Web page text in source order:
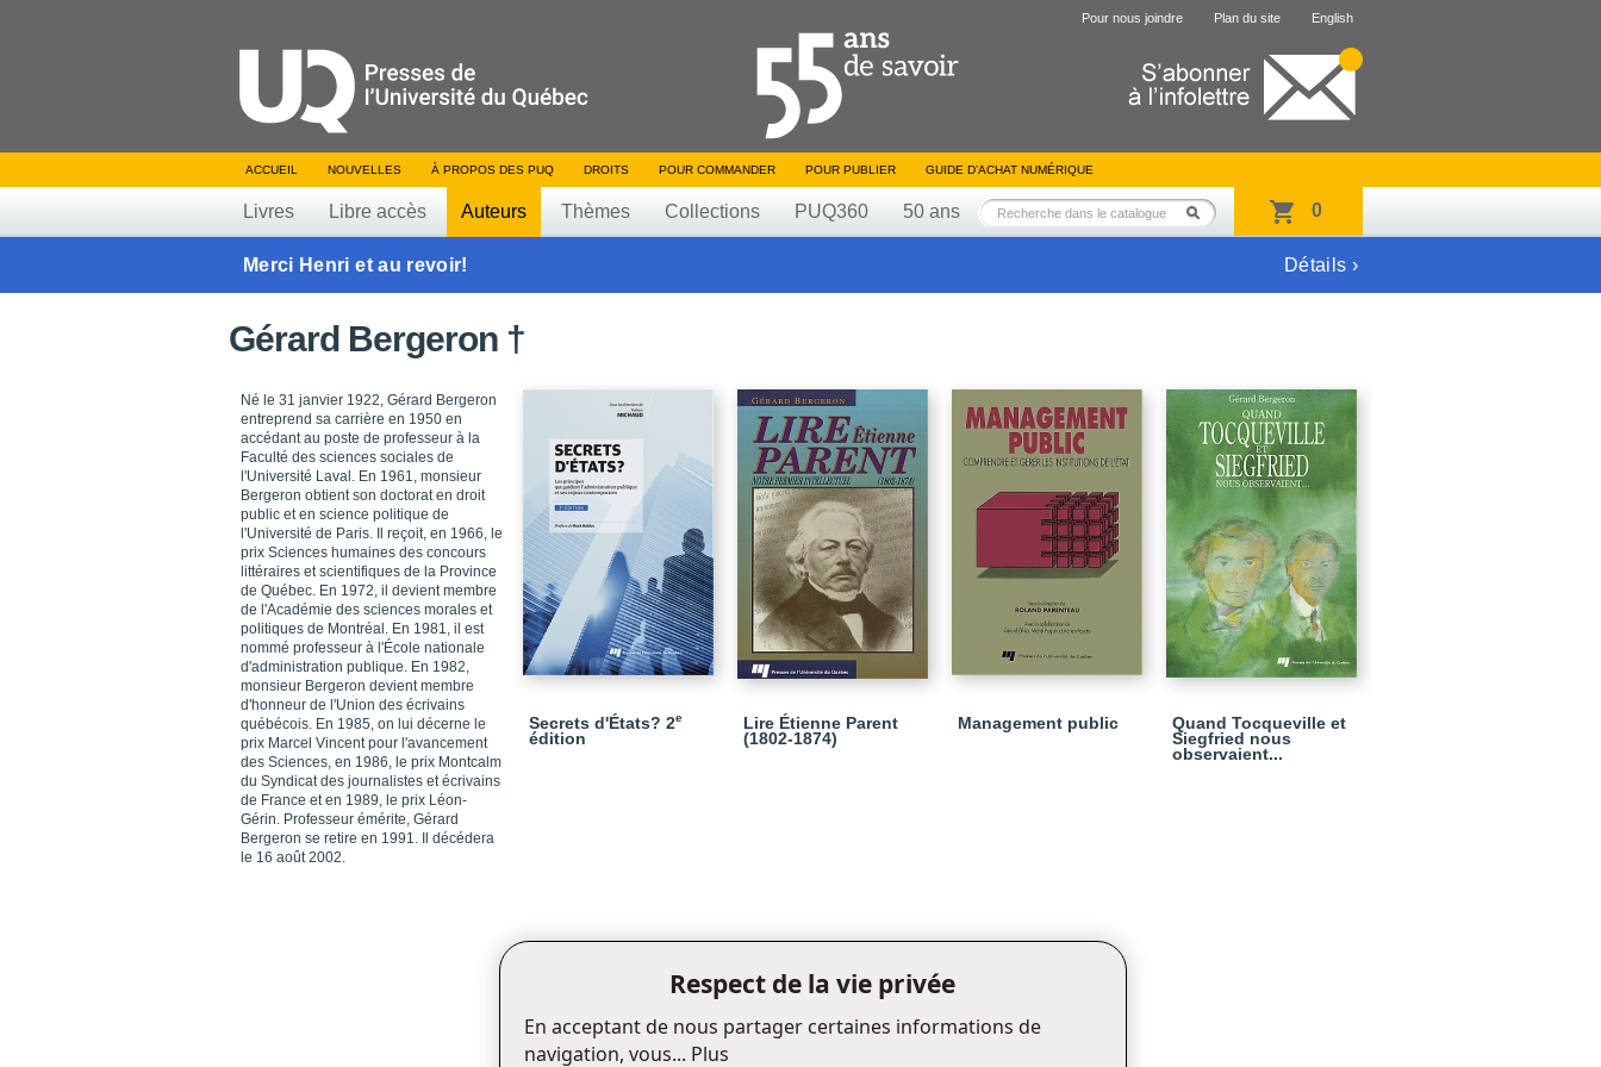
Pour nous joindre Plan du site English
ACCUEIL NOUVELLES À PROPOS DES PUQ DROITS POUR COMMANDER POUR PUBLIER GUIDE D’ACHAT NUMÉRIQUE
Livres Libre accès Auteurs Thèmes Collections PUQ360 50 ans 0
Merci Henri et au revoir! Détails ›
Gérard Bergeron †
Né le 31 janvier 1922, Gérard Bergeron
entreprend sa carrière en 1950 en
accédant au poste de professeur à la
Faculté des sciences sociales de
l'Université Laval. En 1961, monsieur
Bergeron obtient son doctorat en droit
public et en science politique de
l'Université de Paris. Il reçoit, en 1966, le
prix Sciences humaines des concours
littéraires et scientifiques de la Province
de Québec. En 1972, il devient membre
de l'Académie des sciences morales et
politiques de Montréal. En 1981, il est
nommé professeur à l'École nationale
d'administration publique. En 1982,
monsieur Bergeron devient membre
d'honneur de l'Union des écrivains
québécois. En 1985, on lui décerne le
prix Marcel Vincent pour l'avancement
des Sciences, en 1986, le prix Montcalm
du Syndicat des journalistes et écrivains
de France et en 1989, le prix Léon-
Gérin. Professeur émérite, Gérard
Bergeron se retire en 1991. Il décédera
le 16 août 2002.
Secrets d'États? 2e
édition
Lire Étienne Parent
(1802-1874)
Management public
Quand Tocqueville et
Siegfried nous
observaient...
Respect de la vie privée
En acceptant de nous partager certaines informations de
navigation, vous... Plus